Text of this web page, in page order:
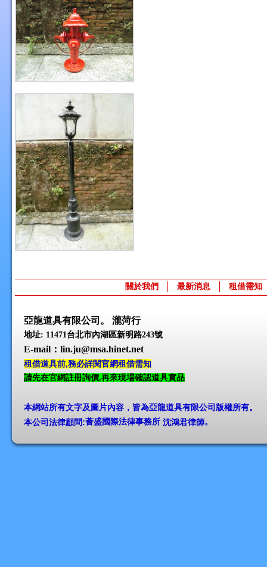
關於我們 最新消息 租借需知
亞龍道具有限公司。 瀧菏行
地址: 11471台北市內湖區新明路243號
E-mail ：lin.ju@msa.hinet.net
租借道具前,務必詳閱官網租借需知
請先在官網註冊詢價,再來現場確認道具實品
本網站所有文字及圖片內容，皆為亞龍道具有限公司版權所有。
本公司法律顧問:薈盛國際法律事務所 沈鴻君律師。